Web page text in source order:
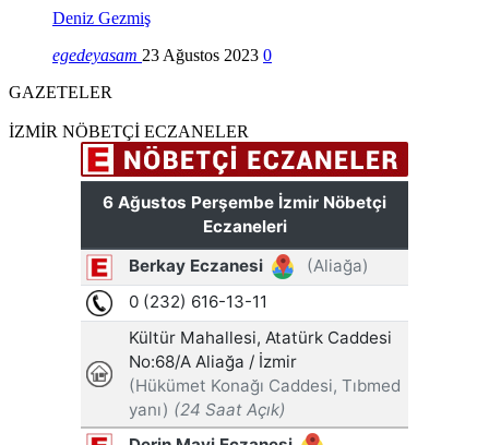
Deniz Gezmiş
egedeyasam 23 Ağustos 2023 0
GAZETELER
İZMİR NÖBETÇİ ECZANELER